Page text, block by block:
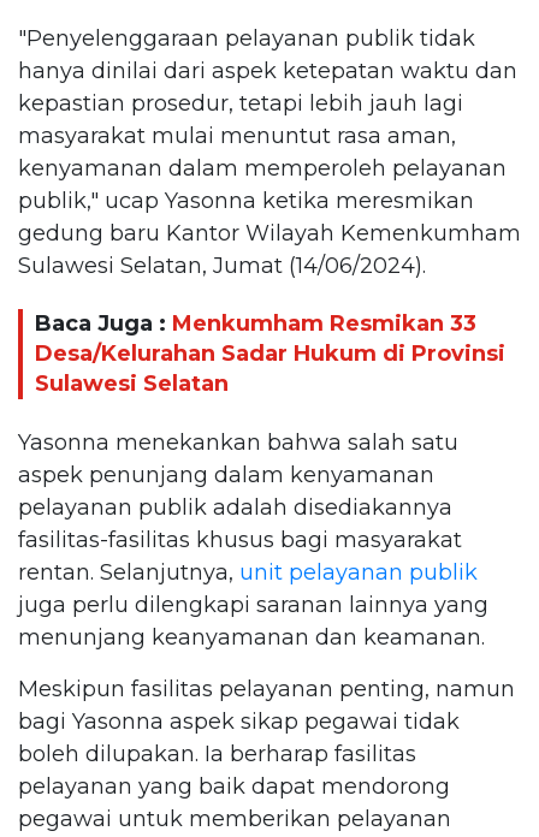
"Penyelenggaraan pelayanan publik tidak
hanya dinilai dari aspek ketepatan waktu dan
kepastian prosedur, tetapi lebih jauh lagi
masyarakat mulai menuntut rasa aman,
kenyamanan dalam memperoleh pelayanan
publik," ucap Yasonna ketika meresmikan
gedung baru Kantor Wilayah Kemenkumham
Sulawesi Selatan, Jumat (14/06/2024).
Baca Juga : Menkumham Resmikan 33
Desa/Kelurahan Sadar Hukum di Provinsi
Sulawesi Selatan
Yasonna menekankan bahwa salah satu
aspek penunjang dalam kenyamanan
pelayanan publik adalah disediakannya
fasilitas-fasilitas khusus bagi masyarakat
rentan. Selanjutnya, unit pelayanan publik
juga perlu dilengkapi saranan lainnya yang
menunjang keanyamanan dan keamanan.
Meskipun fasilitas pelayanan penting, namun
bagi Yasonna aspek sikap pegawai tidak
boleh dilupakan. Ia berharap fasilitas
pelayanan yang baik dapat mendorong
pegawai untuk memberikan pelayanan